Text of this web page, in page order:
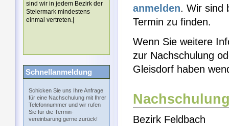
sind wir in jedem Bezirk der
Steiermark mindestens
einmal vertreten.|
Schnellanmeldung
Schicken Sie uns Ihre Anfrage
für eine Nachschulung mit Ihrer
Telefonnummer und wir rufen
Sie für die Termin-
vereinbarung gerne zurück!
anmelden. Wir sind
Termin zu finden.
Wenn Sie weitere
zur Nachschulung
Gleisdorf haben
Bezirk Feldbach